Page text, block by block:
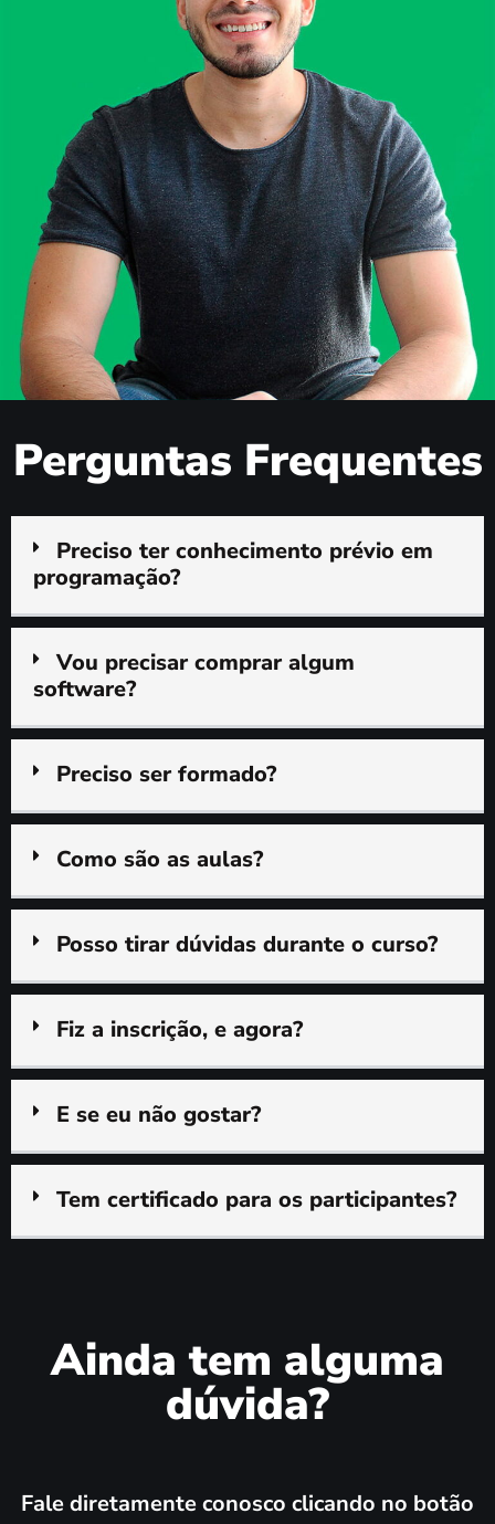
Perguntas Frequentes
Preciso ter conhecimento prévio em
programação?
Vou precisar comprar algum
software?
Preciso ser formado?
Como são as aulas?
Posso tirar dúvidas durante o curso?
Fiz a inscrição, e agora?
E se eu não gostar?
Tem certificado para os participantes?
Ainda tem alguma
dúvida?
Fale diretamente conosco clicando no botão